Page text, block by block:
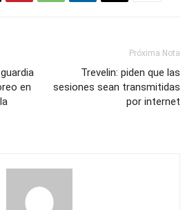
en
Próxima Nota
Trevelin: piden que las
sesiones sean transmitidas
por internet